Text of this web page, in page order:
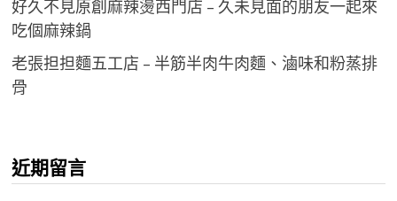
好久不見原創麻辣燙西門店 – 久未見面的朋友一起來
吃個麻辣鍋
老張担担麵五工店 – 半筋半肉牛肉麵、滷味和粉蒸排
骨
近期留言